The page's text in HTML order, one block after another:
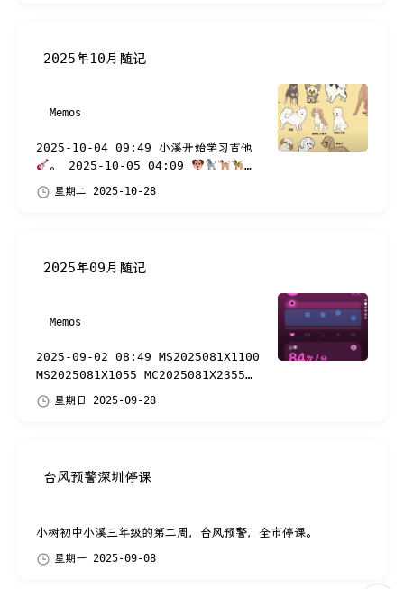
2025年10月随记
Memos
2025-10-04 09:49 小溪开始学习吉他
。 2025-10-05 04:09
2025-10-08 03:48 *Join the
Microsoft 365 Insider program
星期二 2025-10-28
2025年09月随记
Memos
2025-09-02 08:49 MS2025081X1100
MS2025081X1055 MC2025081X2355
MS2025082X10XX MC202508250101
MC202508272350 MS202509011155
星期日 2025-09-28
台风预警深圳停课
小树初中小溪三年级的第二周，台风预警，全市停课。
星期一 2025-09-08